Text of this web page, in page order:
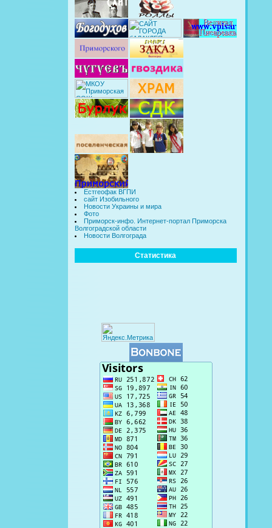
Естгеофак ВГПИ
сайт Изобильного
Новости Украины и мира
Фото
Приморск-инфо. Интернет-портал Приморска
Волгоградской области
Новости Волгограда
Статистика